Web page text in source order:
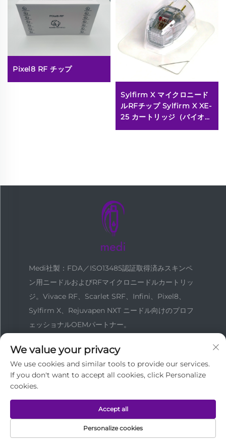
Pixel8 RF チップ
Sylfirm X マイクロニード
ルRFチップ Sylfirm X XE-
25 カートリッジ（バイオー
Medi社製：FDA／ISO13485認証取得済みスキンペ
ン用ニードルおよびRFマイクロニードルカートリッ
ジ。Vivace RF、Scarlet SRF、Infini、Pixel8、
Sylfirm X、Rejuvapen NXT ニードル向けのプロフ
ェッショナルOEMパートナー。
お問い合わせ
[email protected]
We value your privacy
We use cookies and similar tools to provide our services.
If you don't want to accept all cookies, click Personalize
cookies.
Personalize cookies
Accept all